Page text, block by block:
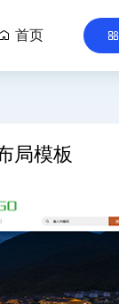
 首页 
局模板